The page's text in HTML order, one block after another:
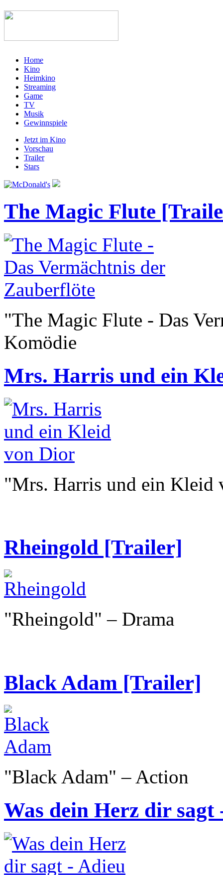
Home
Kino
Heimkino
Streaming
Game
TV
Musik
Gewinnspiele
Jetzt im Kino
Vorschau
Trailer
Stars
The Magic Flute
"The Magic Flute - Das
Komödie
Mrs. Harris und ein
"Mrs. Harris und ein
Rheingold [Trailer]
"Rheingold" – Drama
Black Adam [Trailer]
"Black Adam" – Action
Was dein Herz dir